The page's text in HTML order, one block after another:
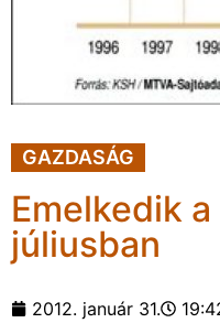
GAZDASÁG
Emelkedik
júliusban
2012. január 31.